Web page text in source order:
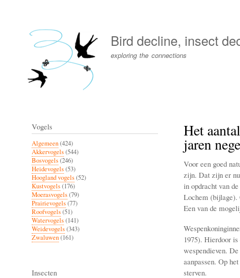
menu
Bird decline, insect
exploring the connections
Het
jaren
Voor een goed
zijn. Dat zijn er
in opdracht van
Lochem (bijlage).
Een van de
1975). Hierdoor is
wespendieven.
aanpassen. Op
sterven.
Vogels
Algemeen(424)
Akkervogels(544)
Bosvogels(246)
Heidevogels(53)
Hoogland vogels(52)
Kustvogels(176)
Moerasvogels(79)
Prairievogels(77)
Roofvogels(51)
Watervogels(141)
Weidevogels(343)
Zwaluwen(161)
Insecten